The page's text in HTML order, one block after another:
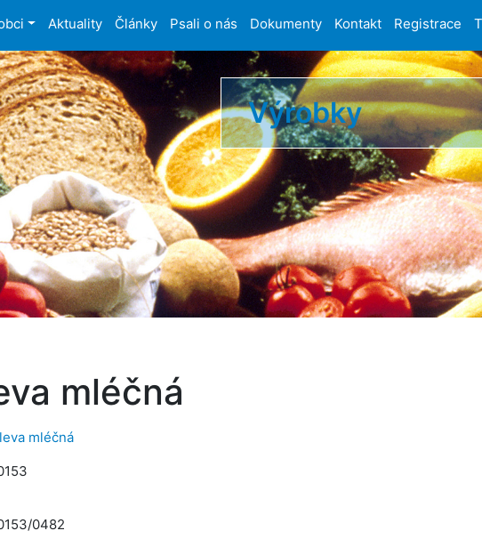
Aktuality Články Psali o nás Dokumenty Kontakt Registrace
Výrobky
mléčná
mléčná
0482